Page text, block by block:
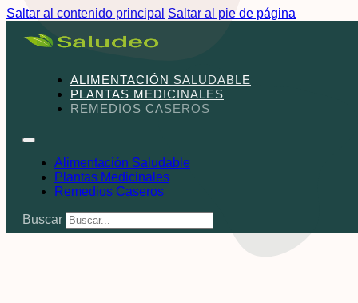
Saltar al contenido principal Saltar al pie de página
ALIMENTACIÓN SALUDABLE
PLANTAS MEDICINALES
REMEDIOS CASEROS
Alimentación Saludable
Plantas Medicinales
Remedios Caseros
Buscar